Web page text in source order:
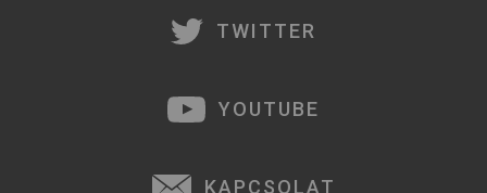
TWITTER
YOUTUBE
KAPCSOLAT